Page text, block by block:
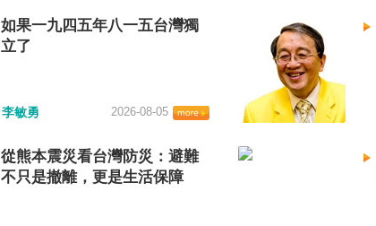
如果一九四五年八一五台灣獨
立了
李敏勇 2026-08-05
從熊本震災看台灣防災：避難
不只是撤離，更是生活保障